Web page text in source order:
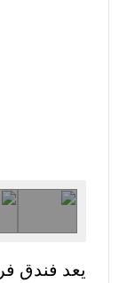
يعد فندق